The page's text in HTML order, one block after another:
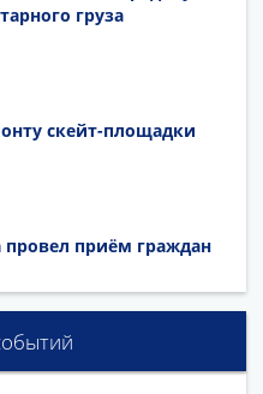
груза
скейт-площадки
провел приём граждан